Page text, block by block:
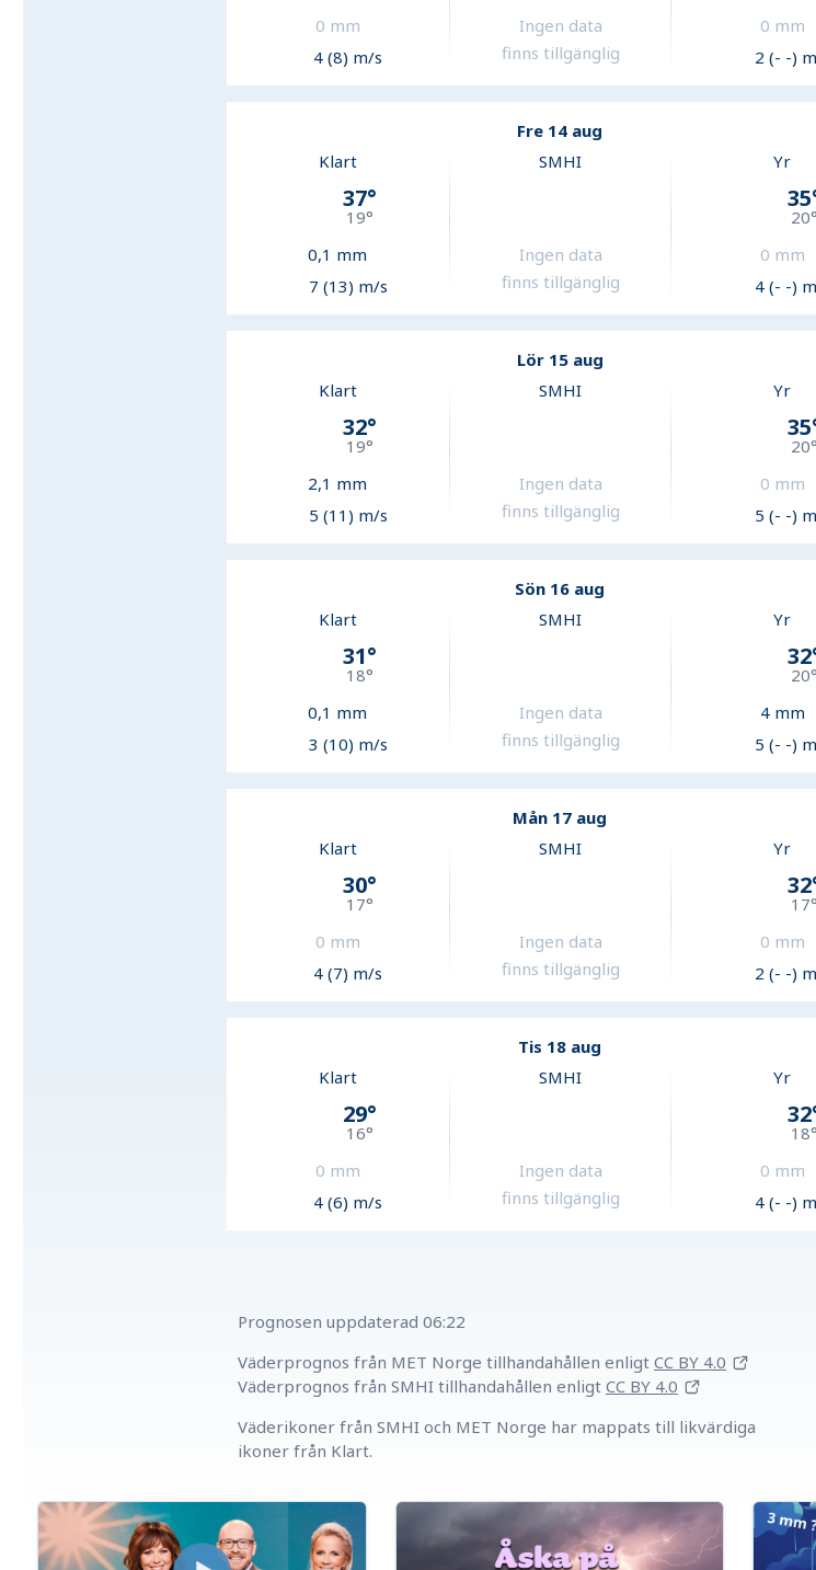
0 mm
4 (8) m/s
Ingen data
finns tillgänglig
0 mm
2 (- -)
Fre 14 aug
Klart
37°
19°
0,1 mm
7 (13) m/s
SMHI
Ingen data
finns tillgänglig
Yr
35
20°
0 mm
4 (- -)
Lör 15 aug
Klart
32°
19°
2,1 mm
5 (11) m/s
SMHI
Ingen data
finns tillgänglig
Yr
35
20°
0 mm
5 (- -)
Sön 16 aug
Klart
31°
18°
0,1 mm
3 (10) m/s
SMHI
Ingen data
finns tillgänglig
Yr
32
20°
4mm
5 (- -)
Mån 17 aug
Klart
30°
17°
0 mm
4 (7) m/s
SMHI
Ingen data
finns tillgänglig
Yr
32
17°
0 mm
2 (- -)
Tis 18 aug
Klart
29°
16°
0 mm
4 (6) m/s
SMHI
Ingen data
finns tillgänglig
Yr
32
18°
0 mm
4 (- -)
Prognosen uppdaterad 06:22
Väderprognos från MET Norge tillhandahållen enligt CC BY 4.0
Väderprognos från SMHI tillhandahållen enligt CC BY 4.0
Väderikoner från SMHI och MET Norge har mappats till likvärdiga
ikoner från Klart.